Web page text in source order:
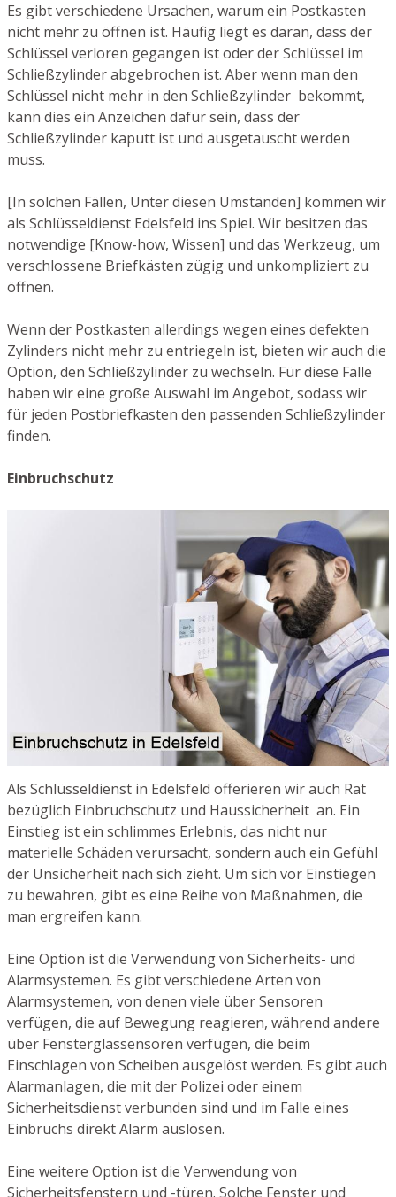
Es gibt verschiedene Ursachen, warum ein Postkasten
nicht mehr zu öffnen ist. Häufig liegt es daran, dass der
Schlüssel verloren gegangen ist oder der Schlüssel im
Schließzylinder abgebrochen ist. Aber wenn man den
Schlüssel nicht mehr in den Schließzylinder bekommt,
kann dies ein Anzeichen dafür sein, dass der
Schließzylinder kaputt ist und ausgetauscht werden
muss.
[In solchen Fällen, Unter diesen Umständen] kommen wir
als Schlüsseldienst Edelsfeld ins Spiel. Wir besitzen das
notwendige [Know-how, Wissen] und das Werkzeug, um
verschlossene Briefkästen zügig und unkompliziert zu
öffnen.
Wenn der Postkasten allerdings wegen eines defekten
Zylinders nicht mehr zu entriegeln ist, bieten wir auch die
Option, den Schließzylinder zu wechseln. Für diese Fälle
haben wir eine große Auswahl im Angebot, sodass wir
für jeden Postbriefkasten den passenden Schließzylinder
finden.
Einbruchschutz
Als Schlüsseldienst in Edelsfeld offerieren wir auch Rat
bezüglich Einbruchschutz und Haussicherheit an. Ein
Einstieg ist ein schlimmes Erlebnis, das nicht nur
materielle Schäden verursacht, sondern auch ein Gefühl
der Unsicherheit nach sich zieht. Um sich vor Einstiegen
zu bewahren, gibt es eine Reihe von Maßnahmen, die
man ergreifen kann.
Eine Option ist die Verwendung von Sicherheits- und
Alarmsystemen. Es gibt verschiedene Arten von
Alarmsystemen, von denen viele über Sensoren
verfügen, die auf Bewegung reagieren, während andere
über Fensterglassensoren verfügen, die beim
Einschlagen von Scheiben ausgelöst werden. Es gibt auch
Alarmanlagen, die mit der Polizei oder einem
Sicherheitsdienst verbunden sind und im Falle eines
Einbruchs direkt Alarm auslösen.
Eine weitere Option ist die Verwendung von
Sicherheitsfenstern und -türen. Solche Fenster und